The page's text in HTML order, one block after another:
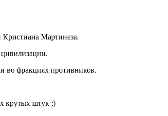
Кристиана Мартинеза.
во фракциях противников.
крутых штук ;)